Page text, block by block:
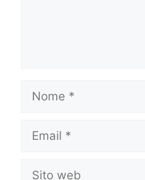
Nome
Email
Sito